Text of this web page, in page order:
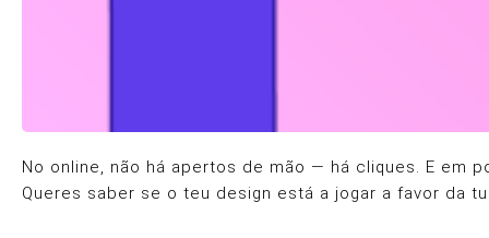
No online, não há apertos de mão — há cliques. E em
Queres saber se o teu design está a jogar a favor da